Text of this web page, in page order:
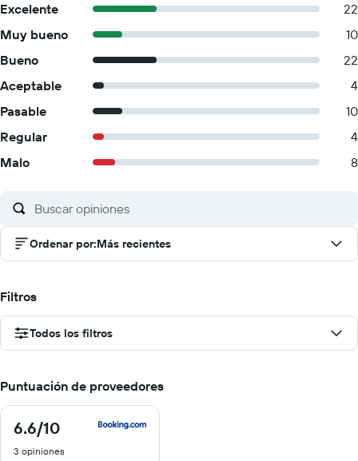
Excelente
22
Muy bueno
10
Bueno
22
Aceptable
4
Pasable
10
Regular
4
Malo
8
Ordenar por:Más recientes
Filtros
Todos los filtros
Puntuación de proveedores
6.6/10
6.6
10
3 opiniones